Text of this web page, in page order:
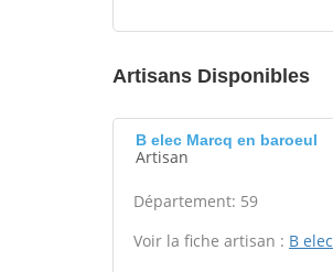
Artisans Disponibles
B elec Marcq en baroeul
Artisan
Département: 59
Voir la fiche artisan : B elec